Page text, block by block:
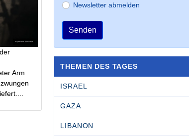
Arm
Newsletter abmelden
Senden
THEMEN DES TAGES
ISRAEL
GAZA
LIBANON